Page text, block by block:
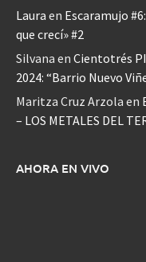
Laura en Escaramujo
que crecí» #2
Silvana en Cientotrés
2024: “Barrio Nuevo
Maritza Cruz Arzola en
– LOS METALES DEL
AHORA EN VIVO